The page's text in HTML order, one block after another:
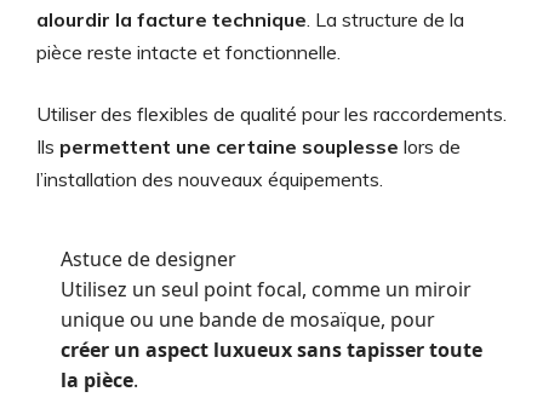
alourdir la facture technique. La structure de la
pièce reste intacte et fonctionnelle.
Utiliser des flexibles de qualité pour les raccordements.
Ils permettent une certaine souplesse lors de
l’installation des nouveaux équipements.
Astuce de designer
Utilisez un seul point focal, comme un miroir
unique ou une bande de mosaïque, pour
créer un aspect luxueux sans tapisser toute
la pièce.